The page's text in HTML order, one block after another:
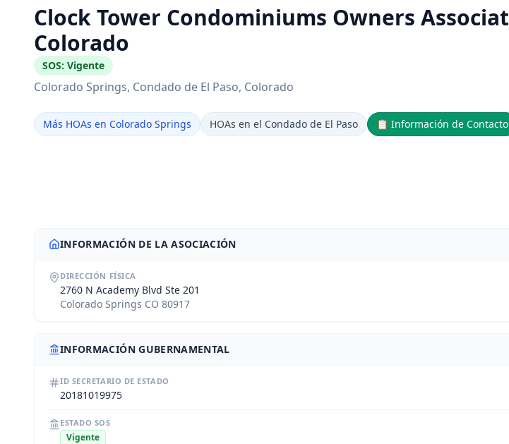
Clock Tower Condominiums Owners
Colorado
SOS: Vigente
Colorado Springs, Condado de El Paso, Colorado
Más HOAs en Colorado Springs HOAs en el Condado de El Paso 📋 Información de Contacto
INFORMACIÓN DE LA ASOCIACIÓN
DIRECCIÓN FÍSICA
2760 N Academy Blvd Ste 201
Colorado Springs CO 80917
INFORMACIÓN GUBERNAMENTAL
ID SECRETARIO DE ESTADO
20181019975
ESTADO SOS
Vigente